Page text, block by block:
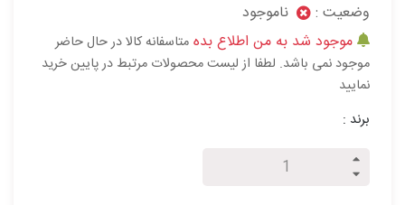
وضعیت :
ناموجود
موجود شد به من اطلاع بده متاسفانه کالا در حال حاضر
موجود نمی باشد. لطفا از لیست محصولات مرتبط در پایین خرید
نمایید
برند :